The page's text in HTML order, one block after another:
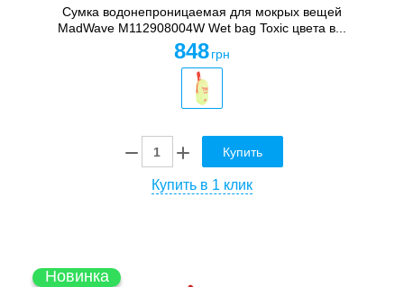
Сумка водонепроницаемая для мокрых вещей
MadWave M112908004W Wet bag Toxic цвета в...
848 грн
Купить
Купить в 1 клик
Новинка